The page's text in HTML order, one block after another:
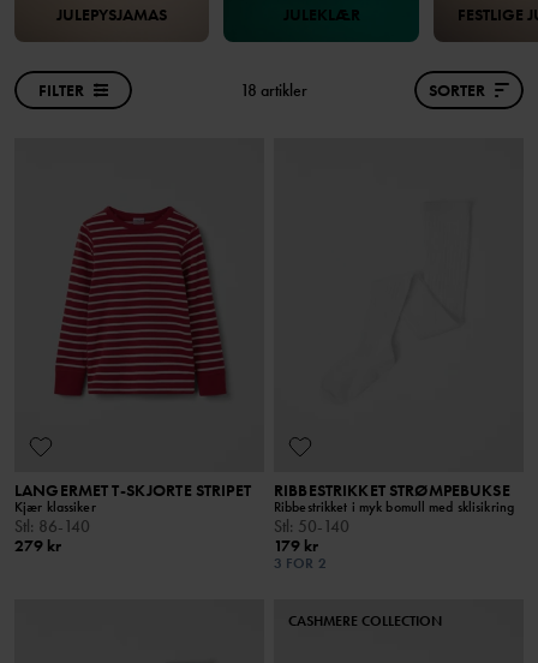
JULEPYSJAMAS JULEKLÆR FESTLIGE
FILTER 18 artikler SORTER
LANGERMET T-SKJORTE STRIPET
Kjær klassiker
Stl: 86-140
279 kr
RIBBESTRIKKET STRØMPEBUKSE
Ribbestrikket i myk bomull med sklisikring
Stl: 50-140
179 kr
3 FOR 2
CASHMERE COLLECTION